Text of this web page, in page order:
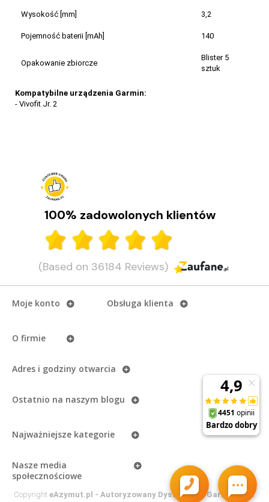
Wysokość [mm] 3,2
Pojemność baterii [mAh] 140
Opakowanie zbiorcze
Blister 5
sztuk
Kompatybilne urządzenia Garmin:
- Vivofit Jr. 2
100% zadowolonych klientów
(Based on 36184 Reviews)
Moje konto
O firmie
Obsługa klienta
Adres i godziny otwarcia
Ostatnio na naszym blogu
Najważniejsze kategorie
Nasze media
społecznościowe
Copyright eAzymut.pl - Autoryzowany Dystrybutor Garmin2026.